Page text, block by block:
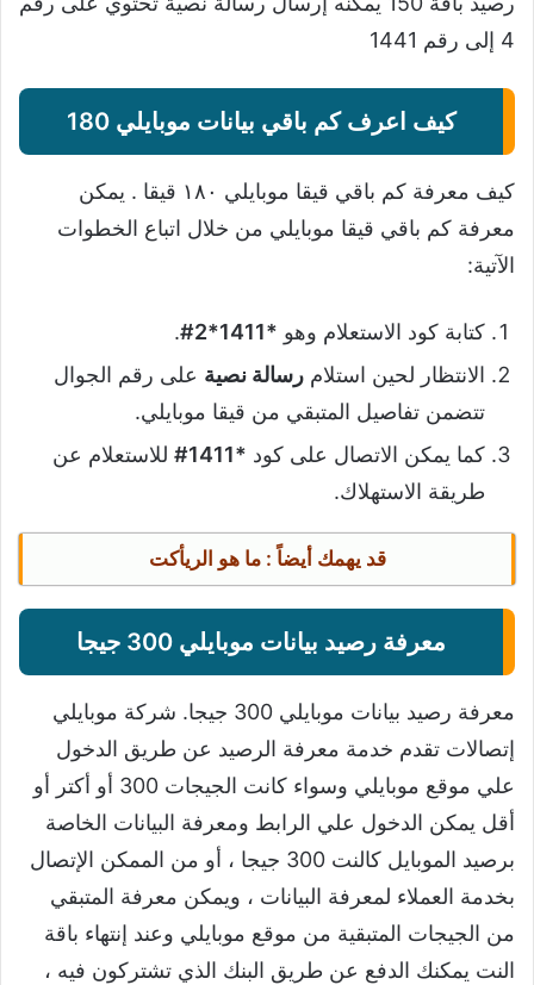
4 إلى رقم 1441
كيف اعرف كم باقي بيانات موبايلي 180
كيف معرفة كم باقي قيقا موبايلي ١٨٠ قيقا . يمكن
معرفة كم باقي قيقا موبايلي من خلال اتباع الخطوات
الآتية:
كتابة كود الاستعلام وهو *1411*2#
.
الانتظار لحين استلام رسالة نصية على رقم الجوال
تتضمن تفاصيل المتبقي من قيقا موبايلي.
كما يمكن الاتصال على كود *1411#
للاستعلام عن
طريقة الاستهلاك.
قد يهمك أيضاً : ما هو الريأكت
معرفة رصيد بيانات موبايلي 300 جيجا
معرفة رصيد بيانات موبايلي 300 جيجا. شركة موبايلي
إتصالات تقدم خدمة معرفة الرصيد عن طريق الدخول
علي موقع موبايلي وسواء كانت الجيجات 300 أو أكتر أو
أقل يمكن الدخول علي الرابط ومعرفة البيانات الخاصة
برصيد الموبايل كالنت 300 جيجا ، أو من الممكن الإتصال
بخدمة العملاء لمعرفة البيانات ، ويمكن معرفة المتبقي
من الجيجات المتبقية من موقع موبايلي وعند إنتهاء باقة
النت يمكنك الدفع عن طريق البنك الذي تشتركون فيه ،